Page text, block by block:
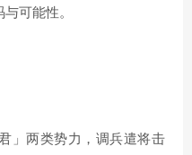
可能性。
」两类势力，调兵遣将击